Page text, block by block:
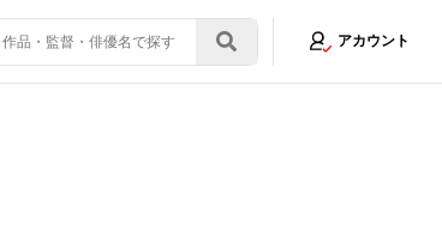
アカウント